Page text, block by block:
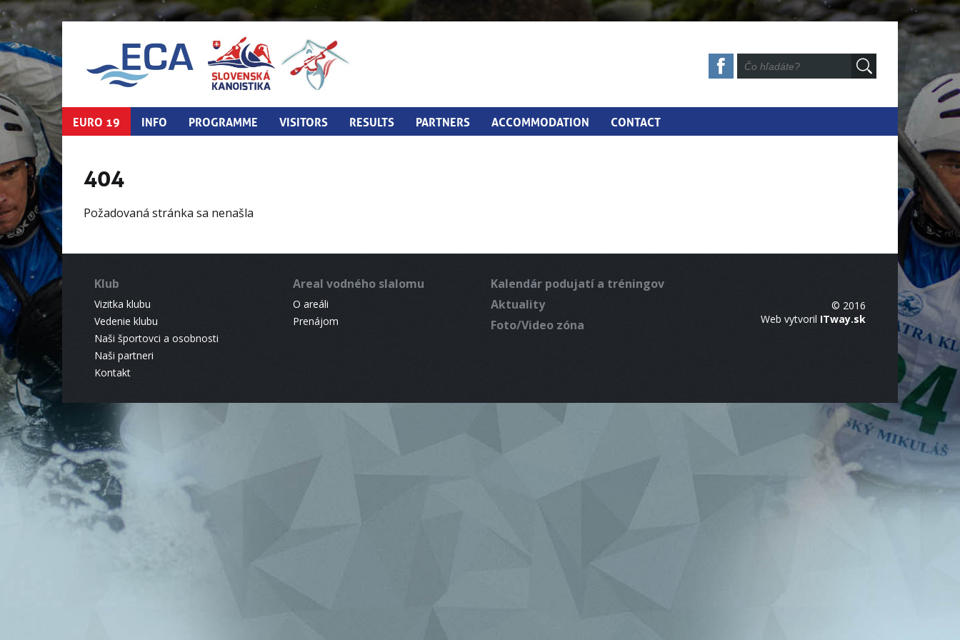
EURO 19 INFO PROGRAMME VISITORS RESULTS PARTNERS ACCOMMODATION CONTACT
404
Požadovaná stránka sa nenašla
Klub
Vizitka klubu
Vedenie klubu
Naši športovci a osobnosti
Naši partneri
Kontakt
Areal vodného slalomu
O areáli
Prenájom
Kalendár podujatí a tréningov
Aktuality
Foto/Video zóna
© 2016
Web vytvoril ITway.sk